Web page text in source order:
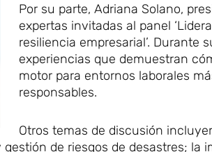
Por su parte, Adriana Solano,
expertas invitadas al panel
resiliencia empresarial’.
experiencias que demuestran
motor para entornos laborales
responsables.
Otros temas de discusión
de riesgos de desastres; la